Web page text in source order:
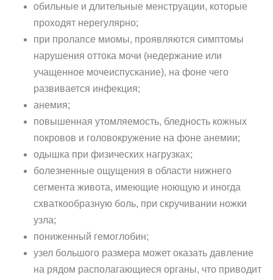
обильные и длительные менструации, которые
проходят нерегулярно;
при пролапсе миомы, проявляются симптомы
нарушения оттока мочи (недержание или
учащенное мочеиспускание), на фоне чего
развивается инфекция;
анемия;
повышенная утомляемость, бледность кожных
покровов и головокружение на фоне анемии;
одышка при физических нагрузках;
болезненные ощущения в области нижнего
сегмента живота, имеющие ноющую и иногда
схваткообразную боль, при скручивании ножки
узла;
пониженный гемоглобин;
узел большого размера может оказать давление
на рядом располагающиеся органы, что приводит